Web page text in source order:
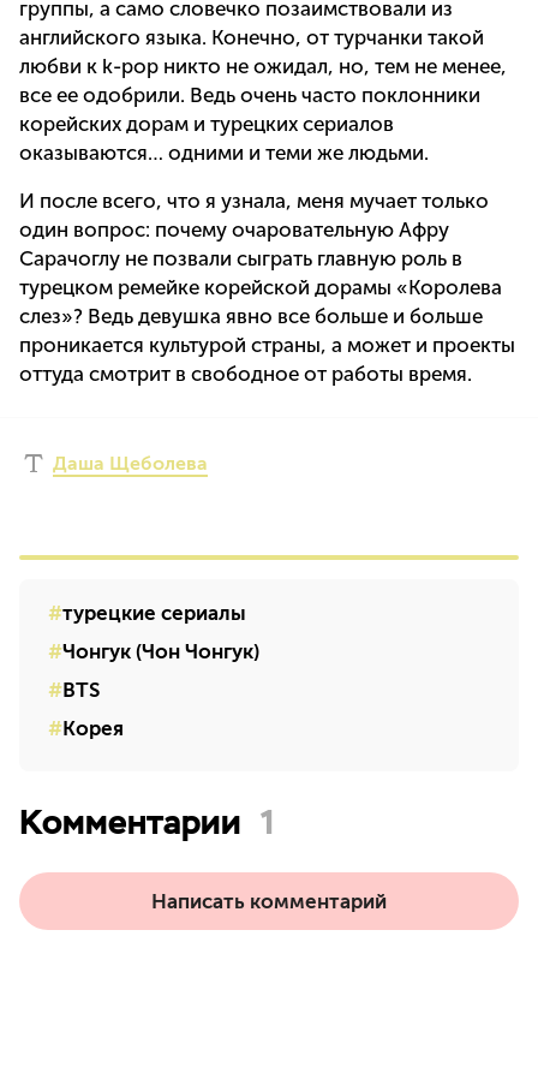
группы, а само словечко позаимствовали из
английского языка. Конечно, от турчанки такой
любви к k-pop никто не ожидал, но, тем не менее,
все ее одобрили. Ведь очень часто поклонники
корейских дорам и турецких сериалов
оказываются… одними и теми же людьми.
И после всего, что я узнала, меня мучает только
один вопрос: почему очаровательную Афру
Сарачоглу не позвали сыграть главную роль в
турецком ремейке корейской дорамы «Королева
слез»? Ведь девушка явно все больше и больше
проникается культурой страны, а может и проекты
оттуда смотрит в свободное от работы время.
Даша Щеболева
турецкие сериалы
Чонгук (Чон Чонгук)
BTS
Корея
Комментарии 1
Написать комментарий